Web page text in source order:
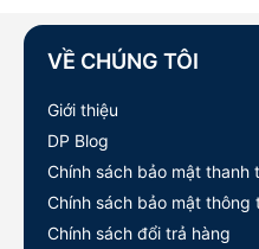
VỀ CHÚNG TÔI
Giới thiệu
DP Blog
Chính sách bảo mật thanh
Chính sách bảo mật thông
Chính sách đổi trả hàng